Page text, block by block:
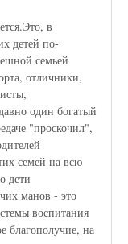
в
детей по-
семьей
отличники,
один богатый
"проскочил",
семей на всю
дети
манов - это
воспитания
благополучие, на